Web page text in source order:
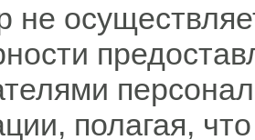
не
полагая, что